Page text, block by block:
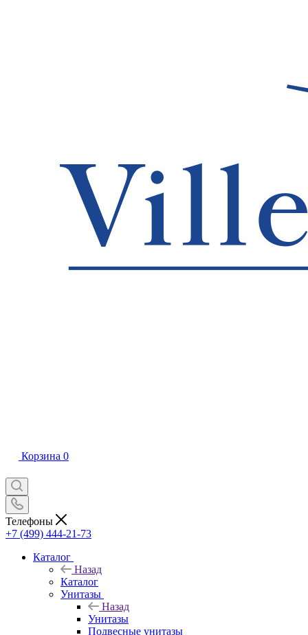
Корзина 0
Телефоны
+7 (499) 444-21-73
Каталог
Назад
Каталог
Унитазы
Назад
Унитазы
Подвесные унитазы